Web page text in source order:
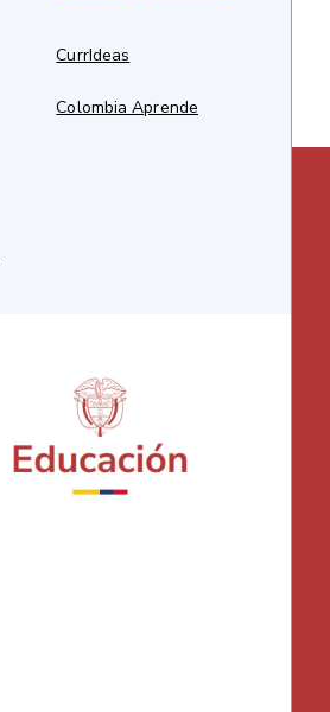
CurrIdeas
Colombia Aprende